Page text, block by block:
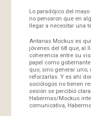
Lo paradójico del
no pensaron que en
llegar a necesitar una
Antanas Mockus es
jóvenes del 68 que, al
coherencia entre su
papel como
quo, sino generar uno;
reforzarlas. Y es ahí
sociólogos no tienen
sesión se percibió
Habermas/Mockus
comunicativa,